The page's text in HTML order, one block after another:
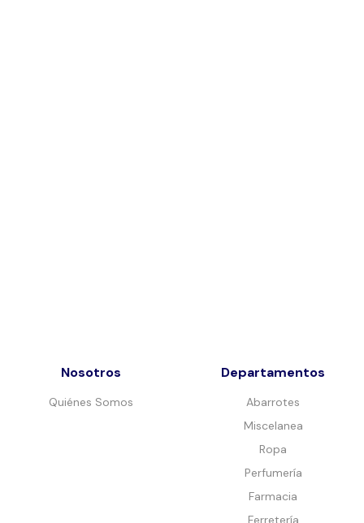
Nosotros
Quiénes Somos
Departamentos
Abarrotes
Miscelanea
Ropa
Perfumería
Farmacia